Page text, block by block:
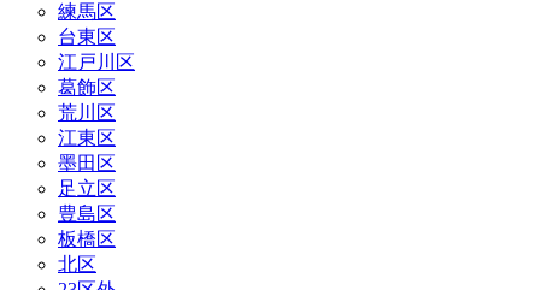
練馬区
台東区
江戸川区
葛飾区
荒川区
江東区
墨田区
足立区
豊島区
板橋区
北区